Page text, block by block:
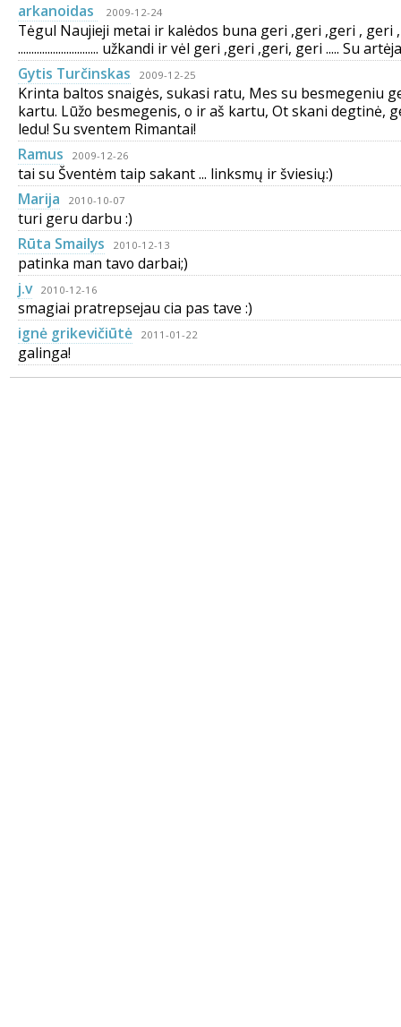
arkanoidas
2009-12-24
Tėgul Naujieji metai ir kalėdos buna geri ,geri ,geri , geri
.............................. užkandi ir vėl geri ,geri ,geri, geri ..... Su
Gytis Turčinskas
2009-12-25
Krinta baltos snaigės, sukasi ratu, Mes su besmegeniu
kartu. Lūžo besmegenis, o ir aš kartu, Ot skani degtinė,
ledu! Su sventem Rimantai!
Ramus
2009-12-26
tai su Šventėm taip sakant ... linksmų ir šviesių:)
Marija
2010-10-07
turi geru darbu :)
Rūta Smailys
2010-12-13
patinka man tavo darbai;)
j.v
2010-12-16
smagiai pratrepsejau cia pas tave :)
ignė grikevičiūtė
2011-01-22
galinga!